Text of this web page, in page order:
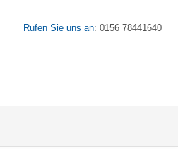
Rufen Sie uns an: 0156 78441640